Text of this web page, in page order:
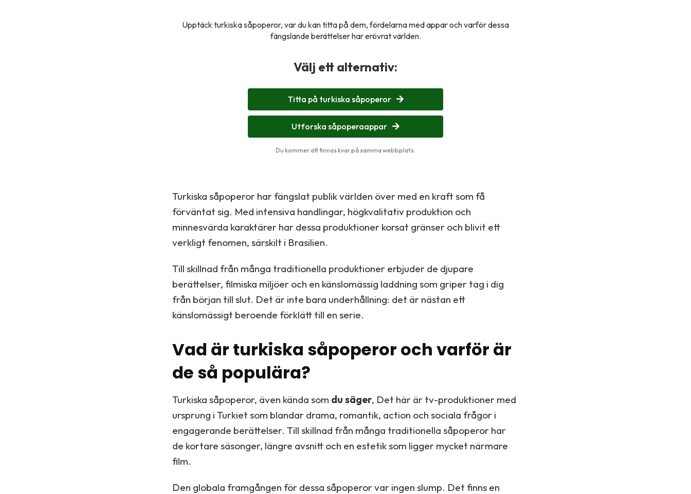
Upptäck turkiska såpoperor, var du kan titta på dem, fördelarna med appar och varför dessa
fängslande berättelser har erövrat världen.
Välj ett alternativ:
Titta på turkiska såpoperor
Utforska såpoperaappar
Du kommer att finnas kvar på samma webbplats.
Turkiska såpoperor har fängslat publik världen över med en kraft som få
förväntat sig. Med intensiva handlingar, högkvalitativ produktion och
minnesvärda karaktärer har dessa produktioner korsat gränser och blivit ett
verkligt fenomen, särskilt i Brasilien.
Till skillnad från många traditionella produktioner erbjuder de djupare
berättelser, filmiska miljöer och en känslomässig laddning som griper tag i dig
från början till slut. Det är inte bara underhållning: det är nästan ett
känslomässigt beroende förklätt till en serie.
Vad är turkiska såpoperor och varför är
de så populära?
Turkiska såpoperor, även kända som du säger, Det här är tv-produktioner med
ursprung i Turkiet som blandar drama, romantik, action och sociala frågor i
engagerande berättelser. Till skillnad från många traditionella såpoperor har
de kortare säsonger, längre avsnitt och en estetik som ligger mycket närmare
film.
Den globala framgången för dessa såpoperor var ingen slump. Det finns en